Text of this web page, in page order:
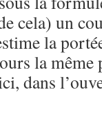
cela) un
la
la même
dans